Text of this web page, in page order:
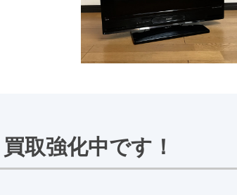
取強化中です！